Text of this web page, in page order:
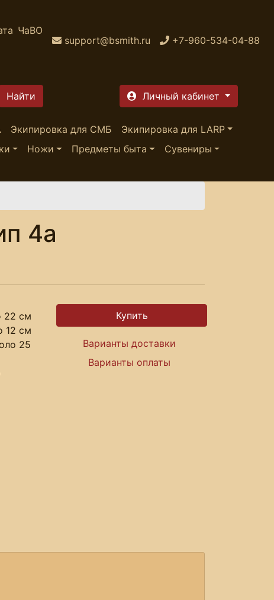
ЧаВО
support@bsmith.ru +7-960-534-04-88
Личный кабинет
Экипировка для СМБ
Экипировка для LARP
Ножи Предметы быта
Сувениры
4а
22 см
12 см
25
Варианты доставки
Варианты оплаты